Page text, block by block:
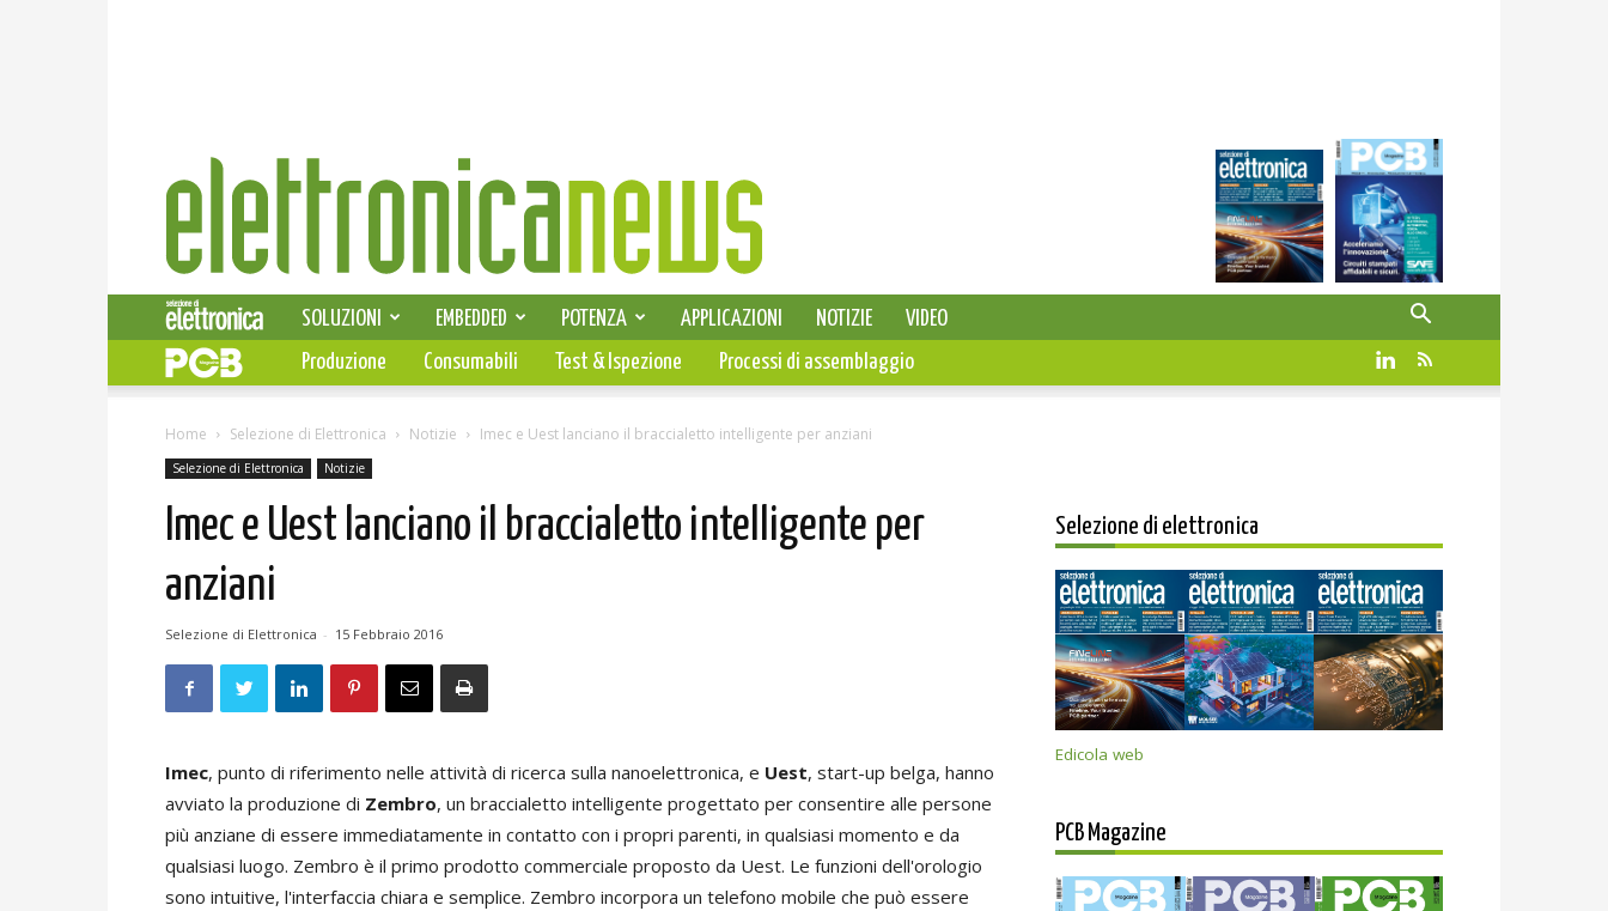
Elettronica
News
SELEZIONE DI ELETTRONICA
SOLUZIONI EMBEDDED POTENZA APPLICAZIONI NOTIZIE
VIDEO
PCB
Produzione Consumabili Test & Ispezione Processi di assemblaggio
Home Selezione di Elettronica Notizie Imec e Uest lanciano il braccialetto intelligente per anziani
Selezione di Elettronica Notizie
Imec e Uest lanciano il braccialetto intelligente per
anziani
Selezione di Elettronica - 15 Febbraio 2016
Imec, punto di riferimento nelle attività di ricerca sulla nanoelettronica, e Uest, start-up belga, hanno
avviato la produzione di Zembro, un braccialetto intelligente progettato per consentire alle persone
più anziane di essere immediatamente in contatto con i propri parenti, in qualsiasi momento e da
qualsiasi luogo. Zembro è il primo prodotto commerciale proposto da Uest. Le funzioni dell'orologio
sono intuitive, l'interfaccia chiara e semplice. Zembro incorpora un telefono mobile che può essere
Selezione di elettronica
Edicola web
PCB Magazine